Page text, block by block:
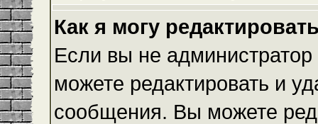
Как я могу
Если вы не
можете редактировать и
сообщения. Вы можете